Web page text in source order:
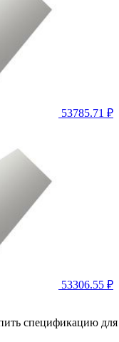
53785.71 ₽
53306.55 ₽
спецификацию для